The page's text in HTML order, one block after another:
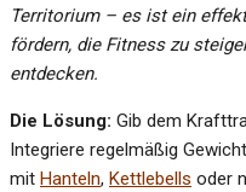
Territorium – es ist ein
fördern, die Fitness zu
entdecken.
Die Lösung: Gib dem
Integriere regelmäßig
mit Hanteln, Kettlebells oder